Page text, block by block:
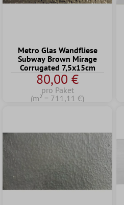
Metro Glas Wandfliese
Subway Brown Mirage
Corrugated 7,5x15cm
80,00 €
pro Paket
(m² = 711,11 €)